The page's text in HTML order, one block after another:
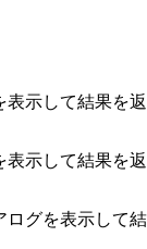
表示して結果を返
表示して結果を返
ログを表示して結